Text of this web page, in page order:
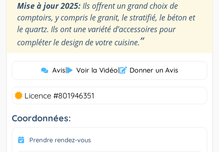
Mise à jour 2025:Ils offrent un grand choix de
comptoirs, y compris le granit, le stratifié, le béton et
le quartz. Ils ont une variété d’accessoires pour
compléter le design de votre cuisine.”
Avis| Voir la Vidéo| Donner un Avis
Licence #801946351
Coordonnées:
Prendre rendez-vous